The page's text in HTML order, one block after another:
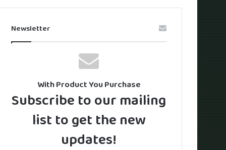
Newsletter
With Product You Purchase
Subscribe to our mailing
list to get the new
updates!